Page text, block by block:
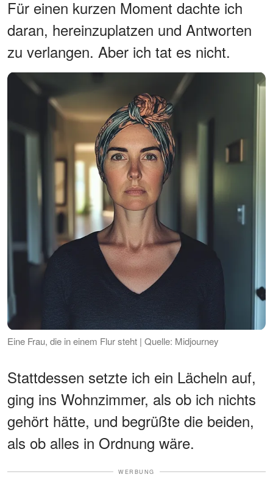
Für einen kurzen Moment dachte ich
daran, hereinzuplatzen und Antworten
zu verlangen. Aber ich tat es nicht.
Eine Frau, die in einem Flur steht | Quelle: Midjourney
Stattdessen setzte ich ein Lächeln auf,
ging ins Wohnzimmer, als ob ich nichts
gehört hätte, und begrüßte die beiden,
als ob alles in Ordnung wäre.
WERBUNG